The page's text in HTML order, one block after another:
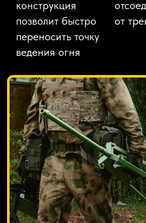
ПОЛУЧИТЬ ПРАЙС
Разработано